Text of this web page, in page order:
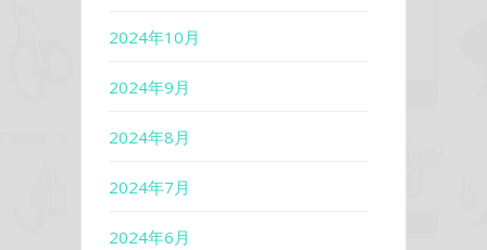
2024年10月
2024年9月
2024年8月
2024年7月
2024年6月